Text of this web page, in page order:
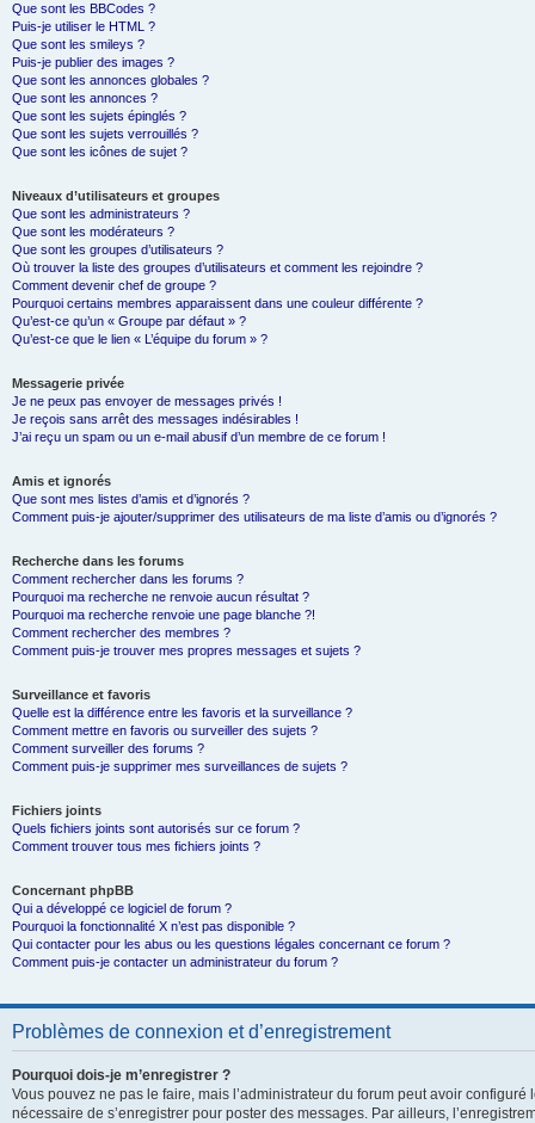
Que sont les BBCodes ?
Puis-je utiliser le HTML ?
Que sont les smileys ?
Puis-je publier des images ?
Que sont les annonces globales ?
Que sont les annonces ?
Que sont les sujets épinglés ?
Que sont les sujets verrouillés ?
Que sont les icônes de sujet ?
Niveaux d’utilisateurs et groupes
Que sont les administrateurs ?
Que sont les modérateurs ?
Que sont les groupes d’utilisateurs ?
Où trouver la liste des groupes d’utilisateurs et comment les rejoindre ?
Comment devenir chef de groupe ?
Pourquoi certains membres apparaissent dans une couleur différente ?
Qu’est-ce qu’un « Groupe par défaut » ?
Qu’est-ce que le lien « L’équipe du forum » ?
Messagerie privée
Je ne peux pas envoyer de messages privés !
Je reçois sans arrêt des messages indésirables !
J’ai reçu un spam ou un e-mail abusif d’un membre de ce forum !
Amis et ignorés
Que sont mes listes d’amis et d’ignorés ?
Comment puis-je ajouter/supprimer des utilisateurs de ma liste d’amis ou d’ignorés ?
Recherche dans les forums
Comment rechercher dans les forums ?
Pourquoi ma recherche ne renvoie aucun résultat ?
Pourquoi ma recherche renvoie une page blanche ?!
Comment rechercher des membres ?
Comment puis-je trouver mes propres messages et sujets ?
Surveillance et favoris
Quelle est la différence entre les favoris et la surveillance ?
Comment mettre en favoris ou surveiller des sujets ?
Comment surveiller des forums ?
Comment puis-je supprimer mes surveillances de sujets ?
Fichiers joints
Quels fichiers joints sont autorisés sur ce forum ?
Comment trouver tous mes fichiers joints ?
Concernant phpBB
Qui a développé ce logiciel de forum ?
Pourquoi la fonctionnalité X n’est pas disponible ?
Qui contacter pour les abus ou les questions légales concernant ce forum ?
Comment puis-je contacter un administrateur du forum ?
Problèmes de connexion et d’enregistrement
Pourquoi dois-je m’enregistrer ?
Vous pouvez ne pas le faire, mais l’administrateur du forum peut avoir configuré
nécessaire de s’enregistrer pour poster des messages. Par ailleurs,